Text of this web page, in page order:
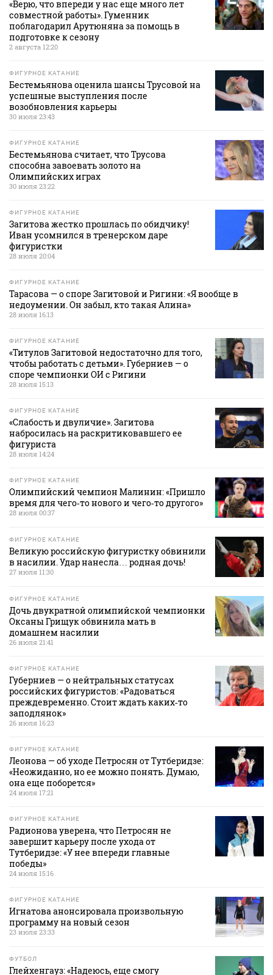
«Верю, что впереди у нас еще много лет
совместной работы». Гуменник
поблагодарил Арутюняна за помощь в
подготовке к сезону
2 августа 12:20
ФИГУРНОЕ КАТАНИЕ
Бестемьянова оценила шансы Трусовой на
успешные выступления после
возобновления карьеры
30 июля 23:43
ФИГУРНОЕ КАТАНИЕ
Бестемьянова считает, что Трусова
способна завоевать золото на
Олимпийских играх
30 июля 23:22
ФИГУРНОЕ КАТАНИЕ
Загитова жестко прошлась по обидчику!
Иван усомнился в тренерском даре
фигуристки
28 июля 20:04
ФИГУРНОЕ КАТАНИЕ
Тарасова — о споре Загитовой и Ригини: «Я вообще в
недоумении. Он забыл, кто такая Алина»
28 июля 16:13
ФИГУРНОЕ КАТАНИЕ
«Титулов Загитовой недостаточно для того,
чтобы работать с детьми». Губерниев — о
споре чемпионки ОИ с Ригини
28 июля 15:13
ФИГУРНОЕ КАТАНИЕ
«Слабость и двуличие». Загитова
набросилась на раскритиковавшего ее
фигуриста
28 июля 14:24
ФИГУРНОЕ КАТАНИЕ
Олимпийский чемпион Малинин: «Пришло
время для чего‑то нового и чего‑то другого»
28 июля 00:37
ФИГУРНОЕ КАТАНИЕ
Великую российскую фигуристку обвинили
в насилии. Удар нанесла… родная дочь!
27 июля 11:30
ФИГУРНОЕ КАТАНИЕ
Дочь двукратной олимпийской чемпионки
Оксаны Грищук обвинила мать в
домашнем насилии
26 июля 21:41
ФИГУРНОЕ КАТАНИЕ
Губерниев — о нейтральных статусах
российских фигуристов: «Радоваться
преждевременно. Стоит ждать каких‑то
заподлянок»
26 июля 16:23
ФИГУРНОЕ КАТАНИЕ
Леонова — об уходе Петросян от Тутберидзе:
«Неожиданно, но ее можно понять. Думаю,
она еще поборется»
24 июля 17:21
ФИГУРНОЕ КАТАНИЕ
Радионова уверена, что Петросян не
завершит карьеру после ухода от
Тутберидзе: «У нее впереди главные
победы»
24 июля 15:16
ФИГУРНОЕ КАТАНИЕ
Игнатова анонсировала произвольную
программу на новый сезон
23 июля 23:33
ФУТБОЛ
Глейхенгауз: «Надеюсь, еще смогу